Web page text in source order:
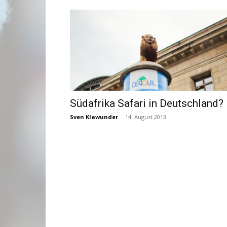
Südafrika Safari in Deutschland?
Sven Klawunder - 14. August 2013